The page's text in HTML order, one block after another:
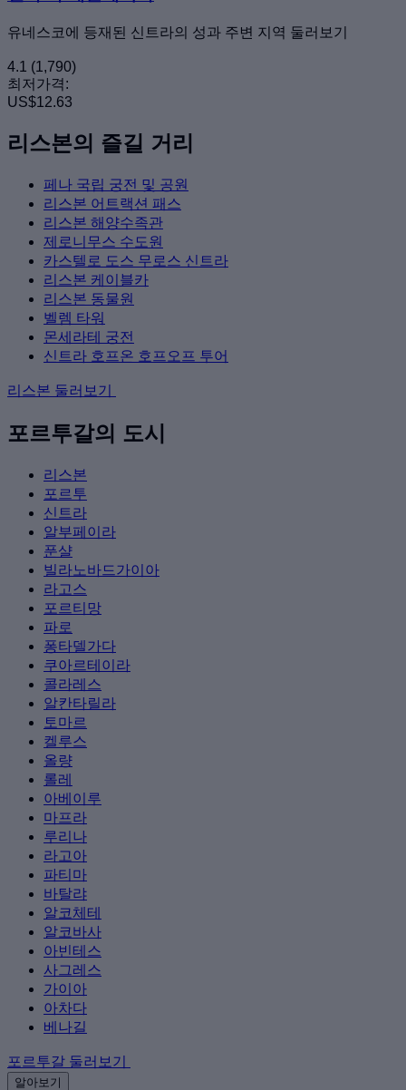
유네스코에 등재된 신트라의 성과 주변 지역 둘러보기
4.1 (1,790)
최저가격:
US$12.63
리스본의 즐길 거리
페나 국립 궁전 및 공원
리스본 어트랙션 패스
리스본 해양수족관
제로니무스 수도원
카스텔로 도스 무로스 신트라
리스본 케이블카
리스본 동물원
벨렘 타워
몬세라테 궁전
신트라 호프온 호프오프 투어
리스본 둘러보기
포르투갈의 도시
리스본
포르투
신트라
알부페이라
푼샬
빌라노바드가이아
라고스
포르티망
파로
퐁타델가다
쿠아르테이라
콜라레스
알칸타릴라
토마르
켈루스
올량
롤레
아베이루
마프라
루리나
라고아
파티마
바탈랴
알코체테
알코바사
아빈테스
사그레스
가이아
아차다
베나길
포르투갈 둘러보기
알아보기